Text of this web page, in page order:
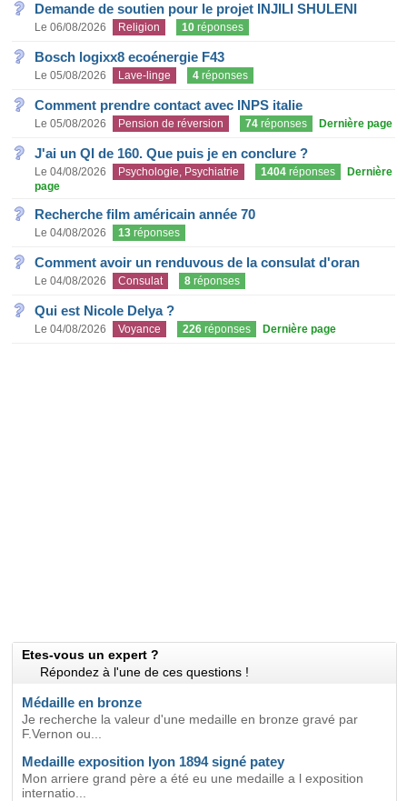
Demande de soutien pour le projet INJILI SHULENI
Le 06/08/2026 Religion 10 réponses
Bosch logixx8 ecoénergie F43
Le 05/08/2026 Lave-linge 4 réponses
Comment prendre contact avec INPS italie
Le 05/08/2026 Pension de réversion 74 réponses Dernière page
J'ai un QI de 160. Que puis je en conclure ?
Le 04/08/2026 Psychologie, Psychiatrie 1404 réponses
Dernière
page
Recherche film américain année 70
Le 04/08/2026 13 réponses
Comment avoir un renduvous de la consulat d'oran
Le 04/08/2026 Consulat 8 réponses
Qui est Nicole Delya ?
Le 04/08/2026 Voyance 226 réponses Dernière page
Etes-vous un expert ?
Répondez à l'une de ces questions !
Médaille en bronze
Je recherche la valeur d'une medaille en bronze gravé par
F.Vernon ou...
Medaille exposition lyon 1894 signé patey
Mon arriere grand père a été eu une medaille a l exposition
internatio...